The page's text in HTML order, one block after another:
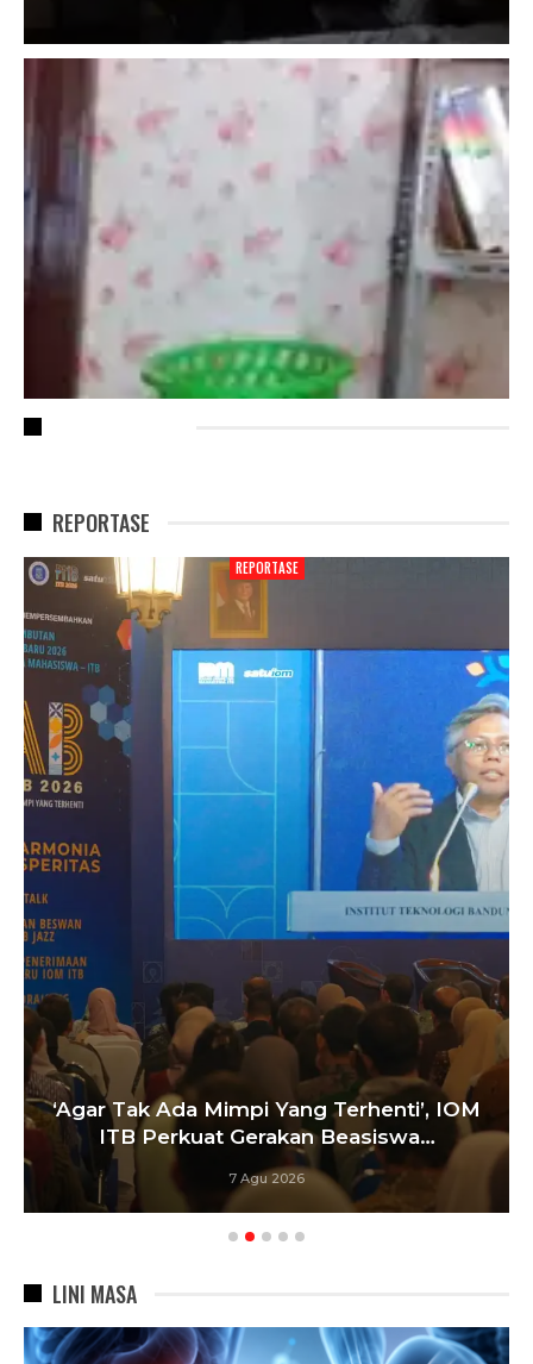
REPORTASE
IOM
Satukan Siswa Dari Berbagai
Pelatih Paskibraka Bandung
Bangun…
6 Agu 2026
LINI MASA